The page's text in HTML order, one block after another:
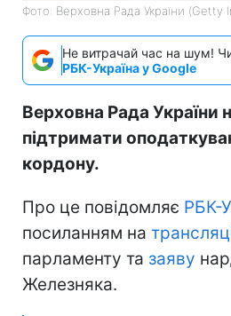
Фото: Верховна Рада України (Getty
Не витрачай час на шум!
РБК-Україна у Google
Верховна Рада України
підтримати
кордону.
Про це повідомляє РБК-
посиланням на
парламенту та заяву
Железняка.